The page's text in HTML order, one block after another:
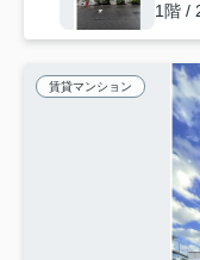
1階 /
賃貸マンション